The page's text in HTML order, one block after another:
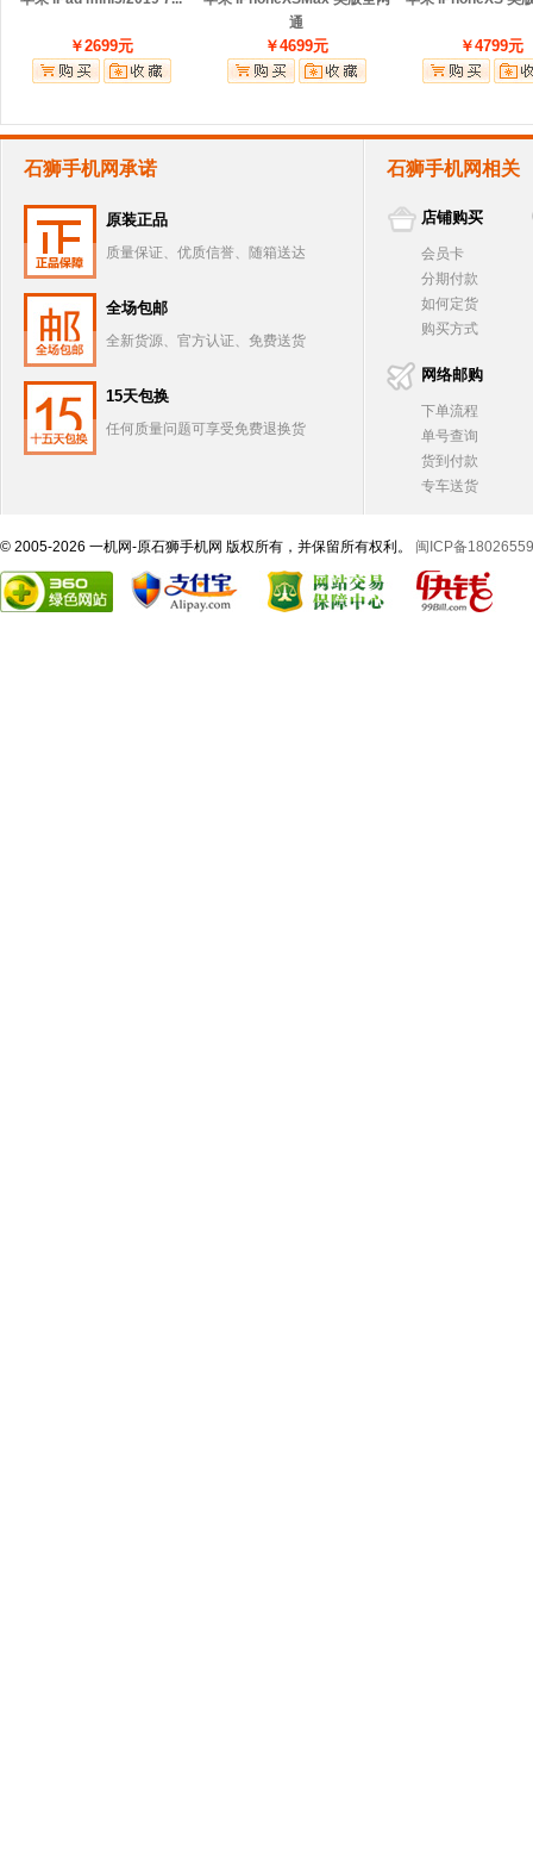
￥2699元
通
￥4699元 ￥4799元
石狮手机网承诺
原装正品
质量保证、优质信誉、随箱送达
全场包邮
全新货源、官方认证、免费送货
15天包换
任何质量问题可享受免费退换货
石狮手机网相关
店铺购买
会员卡
分期付款
如何定货
购买方式
网络邮购
下单流程
单号查询
货到付款
专车送货
© 2005-2026 一机网-原石狮手机网 版权所有，并保留所有权利。 闽ICP备